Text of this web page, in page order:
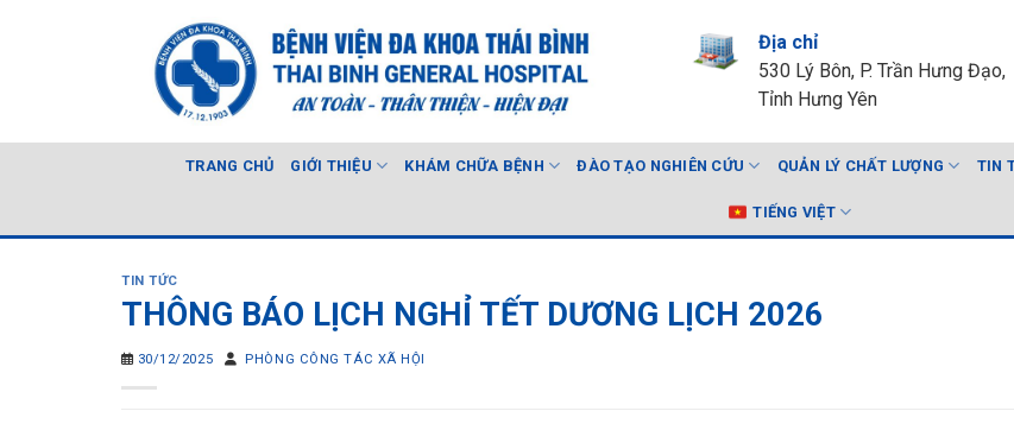
Địa chỉ
530 Lý Bôn, P. Trần Hưng Đạo,
Tỉnh Hưng Yên
TRANG CHỦ GIỚI THIỆU KHÁM CHỮA BỆNH ĐÀO TẠO NGHIÊN CỨU QUẢN LÝ CHẤT LƯỢNG TIN
TIẾNG VIỆT
TIN TỨC
THÔNG BÁO LỊCH NGHỈ TẾT DƯƠNG LỊCH 2026
30/12/2025 PHÒNG CÔNG TÁC XÃ HỘI